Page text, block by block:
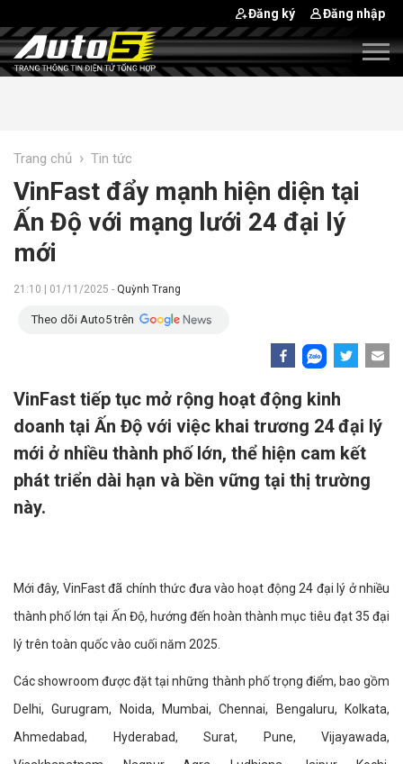
Đăng ký Đăng nhập
Trang chủ › Tin tức
VinFast đẩy mạnh hiện diện tại
Ấn Độ với mạng lưới 24 đại lý
mới
21:10 | 01/11/2025 - Quỳnh Trang
Theo dõi Auto5 trên
VinFast tiếp tục mở rộng hoạt động kinh
doanh tại Ấn Độ với việc khai trương 24 đại lý
mới ở nhiều thành phố lớn, thể hiện cam kết
phát triển dài hạn và bền vững tại thị trường
này.
Mới đây, VinFast đã chính thức đưa vào hoạt động 24 đại lý ở nhiều
thành phố lớn tại Ấn Độ, hướng đến hoàn thành mục tiêu đạt 35 đại
lý trên toàn quốc vào cuối năm 2025.
Các showroom được đặt tại những thành phố trọng điểm, bao gồm
Delhi, Gurugram, Noida, Mumbai, Chennai, Bengaluru, Kolkata,
Ahmedabad, Hyderabad, Surat, Pune, Vijayawada,